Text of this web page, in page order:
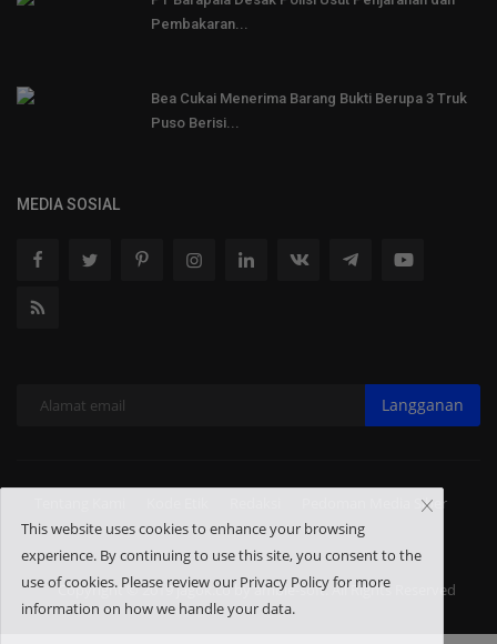
Pembakaran...
Bea Cukai Menerima Barang Bukti Berupa 3 Truk
Puso Berisi...
MEDIA SOSIAL
Langganan
Pedoman Media Siber
Copyright © 2019 jagok.co by ambie-soft. All Rights Reserved
This website uses cookies to enhance your browsing
experience. By continuing to use this site, you consent to the
use of cookies. Please review our Privacy Policy for more
information on how we handle your data.